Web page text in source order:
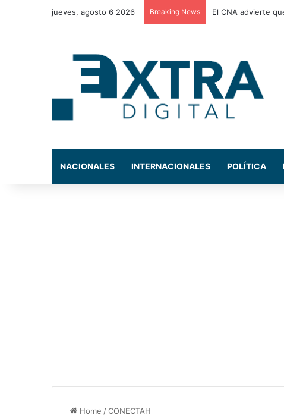
jueves, agosto 6 2026 Breaking News El CNA advierte
NACIONALES INTERNACIONALES POLÍTICA
Home /CONECTAH